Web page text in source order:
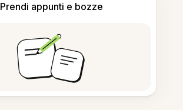
Prendi appunti e bozze